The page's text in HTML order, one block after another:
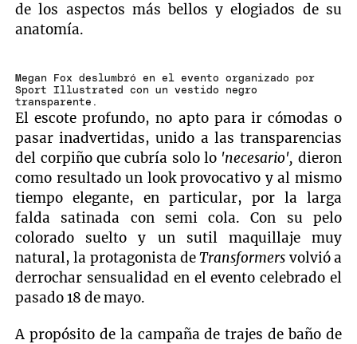
de los aspectos más bellos y elogiados de su
anatomía.
Megan Fox deslumbró en el evento organizado por
Sport Illustrated con un vestido negro
transparente.
El escote profundo, no apto para ir cómodas o
pasar inadvertidas, unido a las transparencias
del corpiño que cubría solo lo 'necesario', dieron
como resultado un look provocativo y al mismo
tiempo elegante, en particular, por la larga
falda satinada con semi cola. Con su pelo
colorado suelto y un sutil maquillaje muy
natural, la protagonista deTransformers volvió a
derrochar sensualidad en el evento celebrado el
pasado 18 de mayo.
A propósito de la campaña de trajes de baño de